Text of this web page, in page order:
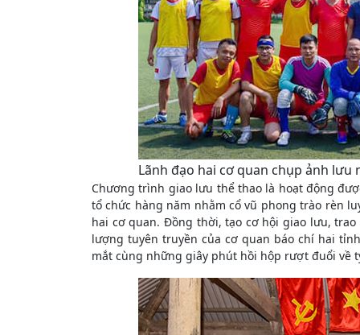
Lãnh đạo hai cơ quan chụp ảnh lưu
Chương trình giao lưu thể thao là hoạt động
tổ chức hàng năm nhằm cổ vũ phong trào rèn
hai cơ quan. Đồng thời, tạo cơ hội giao lưu,
lượng tuyên truyền của cơ quan báo chí hai
mắt cùng những giây phút hồi hộp rượt đuổi về